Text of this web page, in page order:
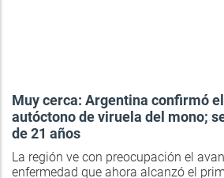
Muy cerca: Argentina confirmó
autóctono de viruela del mono;
de 21 años
La región ve con preocupación el
enfermedad que ahora alcanzó el